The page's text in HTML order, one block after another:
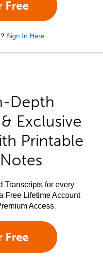
Free
Sign In Here
Depth
Exclusive
Printable
Transcripts for every
Free Lifetime Account
Access.
Free